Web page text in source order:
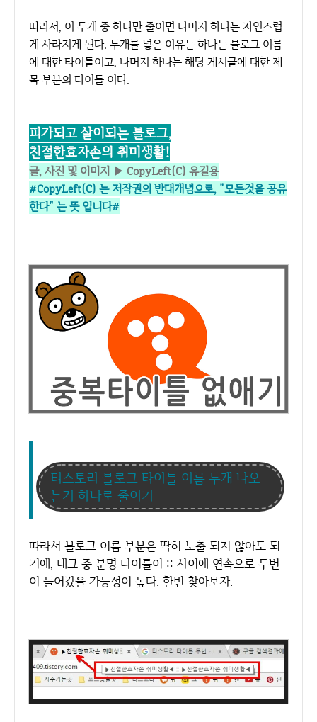
따라서, 이 두개 중 하나만 줄이면 나머지 하나는 자연스럽
게 사라지게 된다. 두개를 넣은 이유는 하나는 블로그 이름
에 대한 타이틀이고, 나머지 하나는 해당 게시글에 대한 제
목 부분의 타이틀 이다.
피가되고 살이되는 블로그,
친절한효자손의 취미생활!
글, 사진 및 이미지 ▶ CopyLeft(C) 유길용
#CopyLeft(C) 는 저작권의 반대개념으로, "모든것을 공유
한다" 는 뜻 입니다#
티스토리 블로그 타이틀 이름 두개 나오
는거 하나로 줄이기
따라서 블로그 이름 부분은 딱히 노출 되지 않아도 되
기에, 태그 중 분명 타이틀이 :: 사이에 연속으로 두번
이 들어갔을 가능성이 높다. 한번 찾아보자.